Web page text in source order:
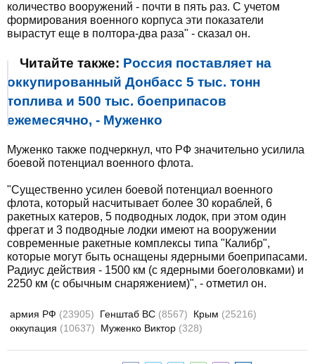
количество вооружений - почти в пять раз. С учетом
формирования военного корпуса эти показатели
вырастут еще в полтора-два раза" - сказал он.
Читайте также: Россия поставляет на
оккупированный Донбасс 5 тыс. тонн
топлива и 500 тыс. боеприпасов
ежемесячно, - Муженко
Муженко также подчеркнул, что РФ значительно усилила
боевой потенциал военного флота.
"Существенно усилен боевой потенциал военного
флота, который насчитывает более 30 кораблей, 6
ракетных катеров, 5 подводных лодок, при этом один
фрегат и 3 подводные лодки имеют на вооружении
современные ракетные комплексы типа "Калибр",
которые могут быть оснащены ядерными боеприпасами.
Радиус действия - 1500 км (с ядерными боеголовками) и
2250 км (с обычным снаряжением)", - отметил он.
армия РФ (23905) Генштаб ВС (8567) Крым (25216)
оккупация (10637) Муженко Виктор (328)